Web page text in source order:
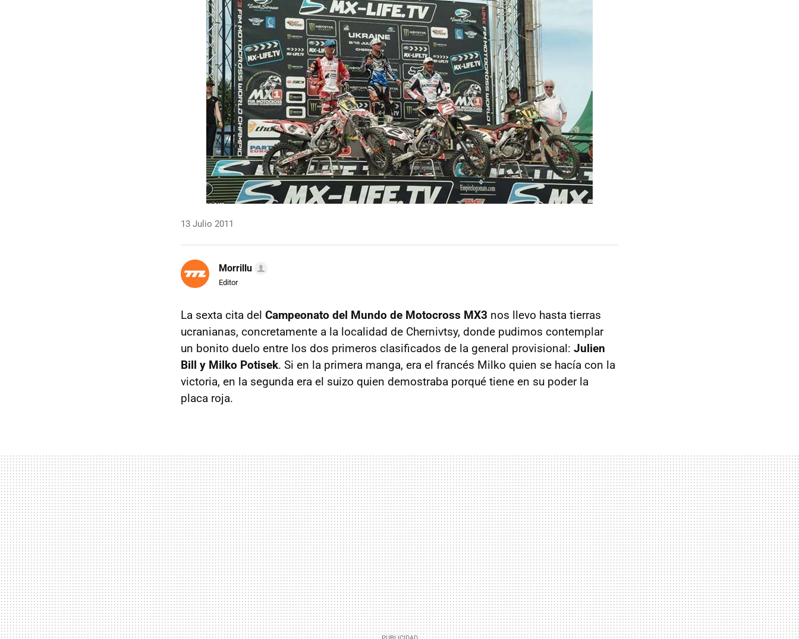
13 Julio 2011
Morrillu
Editor
La sexta cita del Campeonato del Mundo de Motocross MX3 nos llevo hasta tierras
ucranianas, concretamente a la localidad de Chernivtsy, donde pudimos contemplar
un bonito duelo entre los dos primeros clasificados de la general provisional: Julien
Bill y Milko Potisek. Si en la primera manga, era el francés Milko quien se hacía con la
victoria, en la segunda era el suizo quien demostraba porqué tiene en su poder la
placa roja.